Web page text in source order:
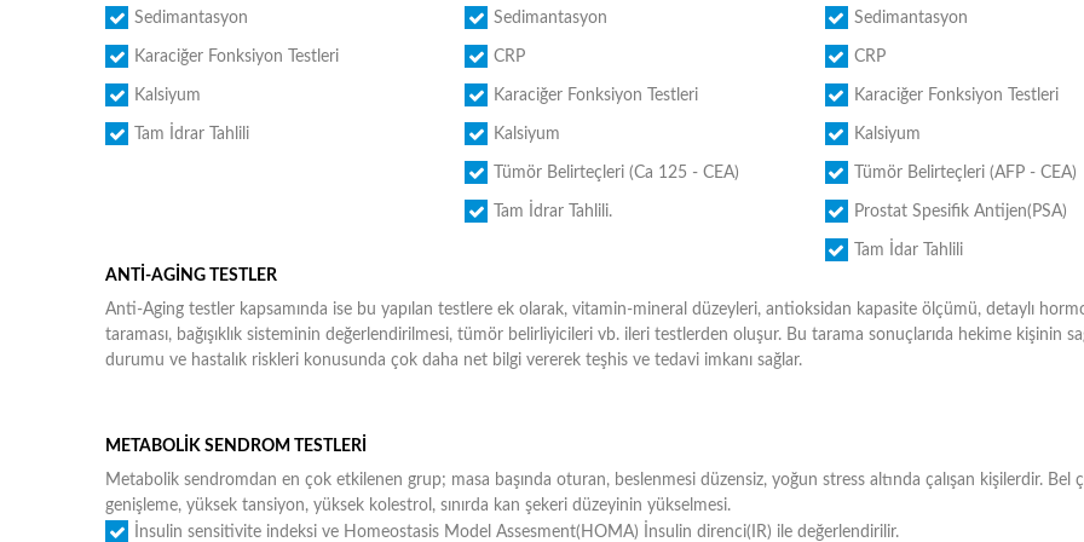
Sedimantasyon
Karaciğer Fonksiyon Testleri
Kalsiyum
Tam İdrar Tahlili
Sedimantasyon
CRP
Karaciğer Fonksiyon Testleri
Kalsiyum
Tümör Belirteçleri (Ca 125 - CEA)
Tam İdrar Tahlili.
Sedimantasyon
CRP
Karaciğer Fonksiyon Testleri
Kalsiyum
Tümör Belirteçleri (AFP - CEA)
Prostat Spesifik Antijen(PSA)
Tam İdar Tahlili
ANTİ-AGİNG TESTLER
Anti-Aging testler kapsamında ise bu yapılan testlere ek olarak, vitamin-mineral düzeyleri, antioksidan kapasite ölçümü, detaylı
taraması, bağışıklık sisteminin değerlendirilmesi, tümör belirliyicileri vb. ileri testlerden oluşur. Bu tarama sonuçlarıda hekime kişinin
durumu ve hastalık riskleri konusunda çok daha net bilgi vererek teşhis ve tedavi imkanı sağlar.
METABOLİK SENDROM TESTLERİ
Metabolik sendromdan en çok etkilenen grup; masa başında oturan, beslenmesi düzensiz, yoğun stress altında çalışan kişilerdir. Bel
genişleme, yüksek tansiyon, yüksek kolestrol, sınırda kan şekeri düzeyinin yükselmesi.
İnsulin sensitivite indeksi ve Homeostasis Model Assesment(HOMA) İnsulin direnci(IR) ile değerlendirilir.